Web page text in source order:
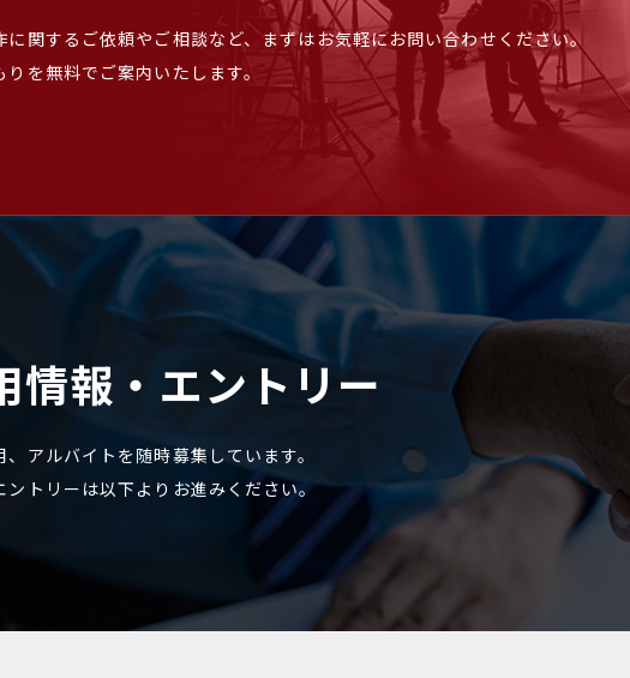
に関するご依頼やご相談など、まずはお気軽にお問い合わせください。
りを無料でご案内いたします。
情報・エントリー
、アルバイトを随時募集しています。
ントリーは以下よりお進みください。